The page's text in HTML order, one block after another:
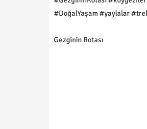
#DoğalYaşam #yaylalar
Gezginin Rotası